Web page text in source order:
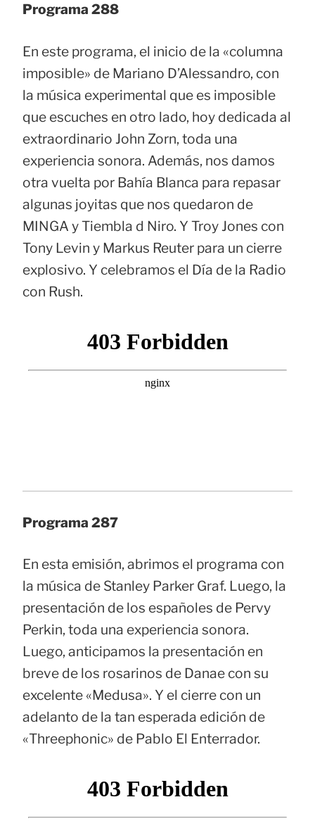
Programa 288
En este programa, el inicio de la «columna
imposible» de Mariano D’Alessandro, con
la música experimental que es imposible
que escuches en otro lado, hoy dedicada al
extraordinario John Zorn, toda una
experiencia sonora. Además, nos damos
otra vuelta por Bahía Blanca para repasar
algunas joyitas que nos quedaron de
MINGA y Tiembla d Niro. Y Troy Jones con
Tony Levin y Markus Reuter para un cierre
explosivo. Y celebramos el Día de la Radio
con Rush.
Programa 287
En esta emisión, abrimos el programa con
la música de Stanley Parker Graf. Luego, la
presentación de los españoles de Pervy
Perkin, toda una experiencia sonora.
Luego, anticipamos la presentación en
breve de los rosarinos de Danae con su
excelente «Medusa». Y el cierre con un
adelanto de la tan esperada edición de
«Threephonic» de Pablo El Enterrador.